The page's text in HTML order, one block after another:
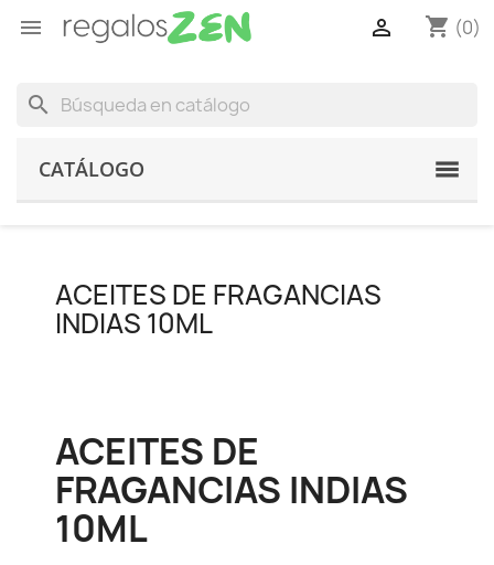
 shopping_cart (0)

search
CATÁLOGO
ACEITES DE FRAGANCIAS
INDIAS 10ML
ACEITES DE
FRAGANCIAS INDIAS
10ML